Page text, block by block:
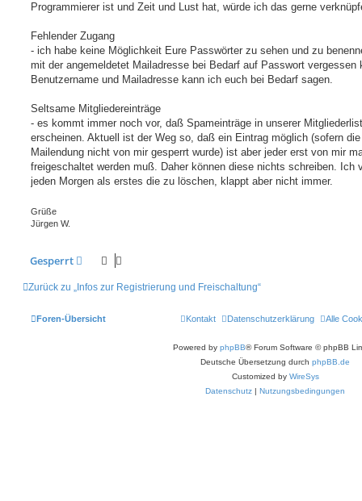
Programmierer ist und Zeit und Lust hat, würde ich das gerne
Fehlender Zugang
- ich habe keine Möglichkeit Eure Passwörter zu sehen und zu
mit der angemeldetet Mailadresse bei Bedarf auf Passwort vergessen
Benutzername und Mailadresse kann ich euch bei Bedarf sagen.
Seltsame Mitgliedereinträge
- es kommt immer noch vor, daß Spameinträge in unserer
erscheinen. Aktuell ist der Weg so, daß ein Eintrag möglich (sofern die
Mailendung nicht von mir gesperrt wurde) ist aber jeder erst von mir
freigeschaltet werden muß. Daher können diese nichts schreiben. Ich
jeden Morgen als erstes die zu löschen, klappt aber nicht immer.
Grüße
Jürgen W.
Gesperrt
Zurück zu „Infos zur Registrierung und Freischaltung“
Foren-Übersicht Alle
Datenschutzerklärung
Kontakt
Powered by phpBB® Forum Software © phpBB
Deutsche Übersetzung durch phpBB.de
Customized by WireSys
Datenschutz | Nutzungsbedingungen